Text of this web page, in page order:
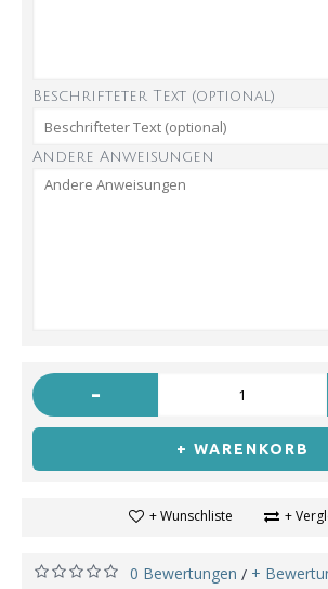
Beschrifteter Text (optional)
Andere Anweisungen
-
+ WARENKORB
+ Wunschliste +
0 Bewertungen / +